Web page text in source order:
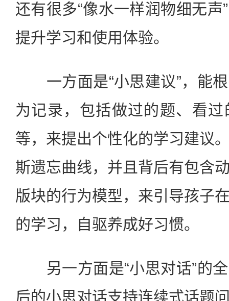
还有很多“像水一样润物细无声
提升学习和使用体验。
一方面是“小思建议”，能根
为记录，包括做过的题、看
等，来提出个性化的学习建议
斯遗忘曲线，并且背后有包含
版块的行为模型，来引导孩子
的学习，自驱养成好习惯。
另一方面是“小思对话”的全
后的小思对话支持连续式话题